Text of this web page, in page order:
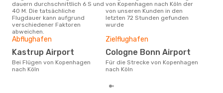
dauern durchschnittlich 6 S und
40 M. Die tatsächliche
Flugdauer kann aufgrund
verschiedener Faktoren
abweichen.
von Kopenhagen nach Köln der
von unseren Kunden in den
letzten 72 Stunden gefunden
wurde
Abflughafen
Kastrup Airport
Bei Flügen von Kopenhagen
nach Köln
Zielflughafen
Cologne Bonn Airport
Für die Strecke von Kopenhagen
nach Köln